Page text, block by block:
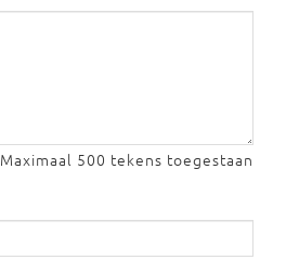
Maximaal 500 tekens toegestaan